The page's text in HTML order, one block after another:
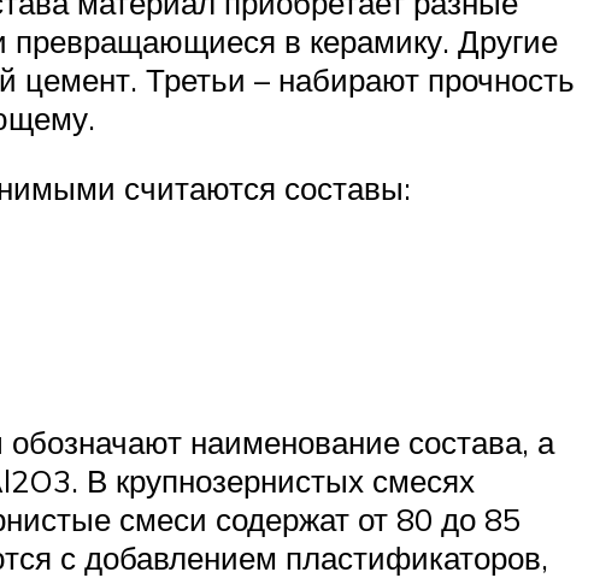
превращающиеся в керамику. Другие
цемент. Третьи – набирают прочность
считаются составы:
наименование состава, а
В крупнозернистых смесях
смеси содержат от 80 до 85
с добавлением пластификаторов,